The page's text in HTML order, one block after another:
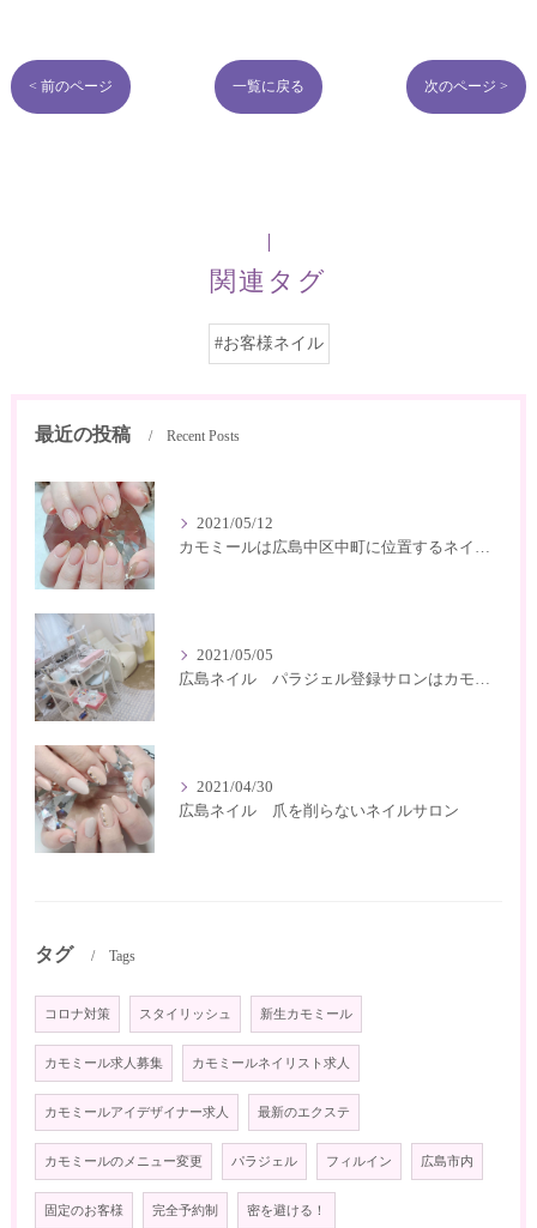
< 前のページ 一覧に戻る 次のページ >
関連タグ
#お客様ネイル
最近の投稿 Recent Posts
2021/05/12
カモミールは広島中区中町に位置するネイルサロン
2021/05/05
広島ネイル パラジェル登録サロンはカモミール
2021/04/30
広島ネイル 爪を削らないネイルサロン
タグ Tags
コロナ対策 スタイリッシュ 新生カモミール
カモミール求人募集 カモミールネイリスト求人
カモミールアイデザイナー求人 最新のエクステ
カモミールのメニュー変更 パラジェル フィルイン 広島市内
固定のお客様 完全予約制 密を避ける！